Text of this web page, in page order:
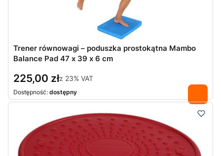
Trener równowagi – poduszka prostokątna Mambo
Balance Pad 47 x 39 x 6 cm
225,00 złz 23% VAT
Dostępność: dostępny